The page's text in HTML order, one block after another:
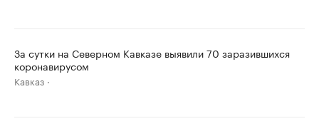
За сутки на Северном Кавказе выявили 70 заразившихся
коронавирусом
Кавказ